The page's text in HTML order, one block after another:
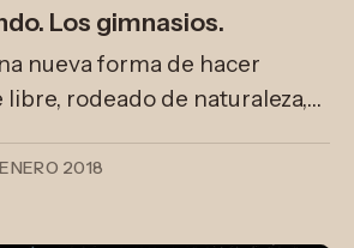
Los gimnasios.
nueva forma de hacer
libre, rodeado de naturaleza,
2018